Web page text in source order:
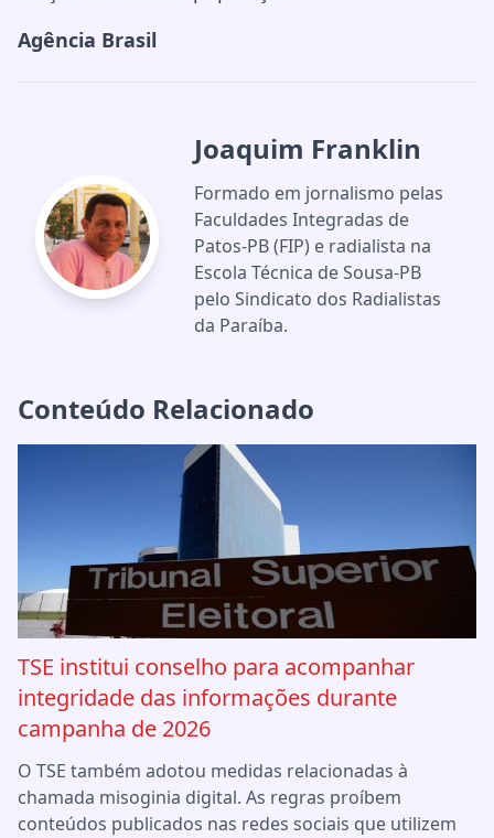
Agência Brasil
Joaquim Franklin
Formado em jornalismo pelas
Faculdades Integradas de
Patos-PB (FIP) e radialista na
Escola Técnica de Sousa-PB
pelo Sindicato dos Radialistas
da Paraíba.
Conteúdo Relacionado
TSE institui conselho para acompanhar
integridade das informações durante
campanha de 2026
O TSE também adotou medidas relacionadas à
chamada misoginia digital. As regras proíbem
conteúdos publicados nas redes sociais que utilizem